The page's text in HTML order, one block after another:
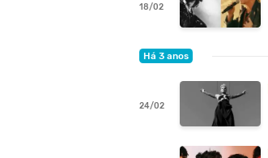
18/02
Há 3 anos
24/02